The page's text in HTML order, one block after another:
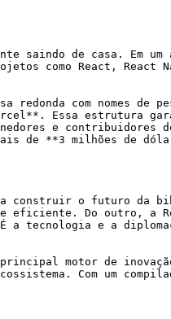
saindo de casa. Em um
como React, React
redonda com nomes de
Essa estrutura
e contribuidores
de **3 milhões de
construir o futuro da
eficiente. Do outro, a
tecnologia e a
motor de
Com um